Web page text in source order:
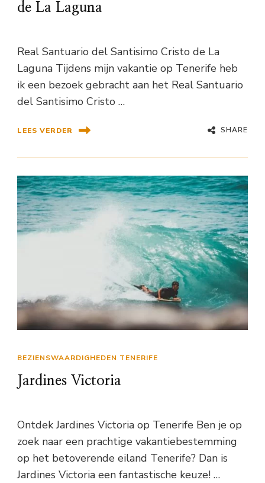
de La Laguna
Real Santuario del Santisimo Cristo de La
Laguna Tijdens mijn vakantie op Tenerife heb
ik een bezoek gebracht aan het Real Santuario
del Santisimo Cristo …
LEES VERDER SHARE
BEZIENSWAARDIGHEDEN TENERIFE
Jardines Victoria
Ontdek Jardines Victoria op Tenerife Ben je op
zoek naar een prachtige vakantiebestemming
op het betoverende eiland Tenerife? Dan is
Jardines Victoria een fantastische keuze! …